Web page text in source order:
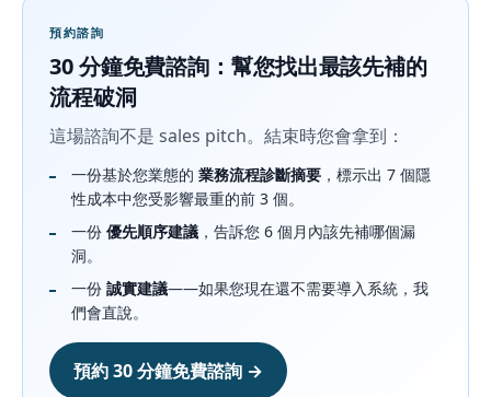
預約諮詢
30 分鐘免費諮詢：幫您找出最該先補的
流程破洞
這場諮詢不是 sales pitch。結束時您會拿到：
一份基於您業態的 業務流程診斷摘要 ，標示出 7 個隱
性成本中您受影響最重的前 3 個。
一份 優先順序建議 ，告訴您 6 個月內該先補哪個漏
洞。
一份 誠實建議——如果您現在還不需要導入系統，我
們會直說。
預約 30 分鐘免費諮詢 →